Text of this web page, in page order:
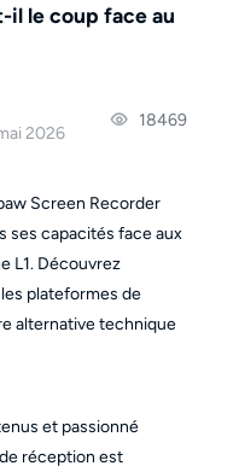
il le coup face au
2026
18469
Screen Recorder
ses capacités face aux
L1. Découvrez
plateformes de
alternative technique
et passionné
réception est